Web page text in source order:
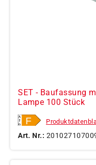
SET - Baufassung
Lampe 100 Stück
Art. Nr.: